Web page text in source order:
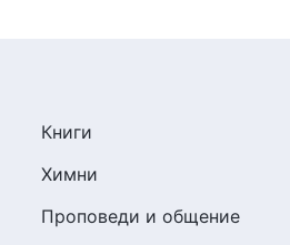
Книги
Химни
Проповеди и общение